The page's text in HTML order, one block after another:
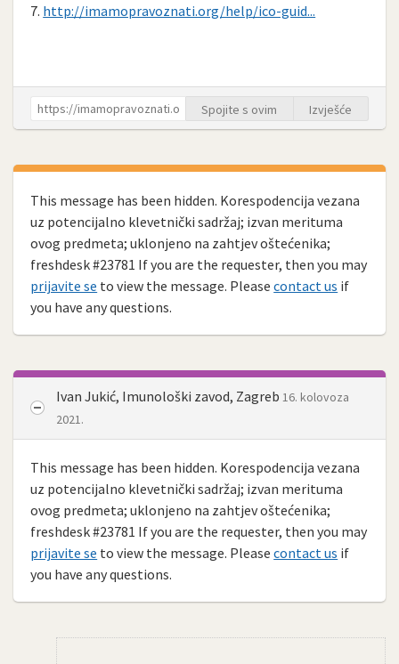
7. http://imamopravoznati.org/help/ico-guid...
Spojite s ovim Izvješće
This message has been hidden. Korespodencija vezana
uz potencijalno klevetnički sadržaj; izvan merituma
ovog predmeta; uklonjeno na zahtjev oštećenika;
freshdesk #23781 If you are the requester, then you may
prijavite se to view the message. Pleasecontact us if
you have any questions.
Ivan Jukić, Imunološki zavod, Zagreb 16. kolovoza
2021.
This message has been hidden. Korespodencija vezana
uz potencijalno klevetnički sadržaj; izvan merituma
ovog predmeta; uklonjeno na zahtjev oštećenika;
freshdesk #23781 If you are the requester, then you may
prijavite se to view the message. Pleasecontact us if
you have any questions.